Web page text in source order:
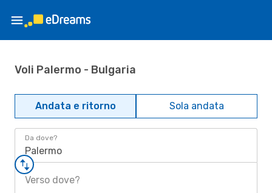
Voli Palermo - Bulgaria
Andata e ritorno Sola andata
Da dove?
Palermo
Verso dove?